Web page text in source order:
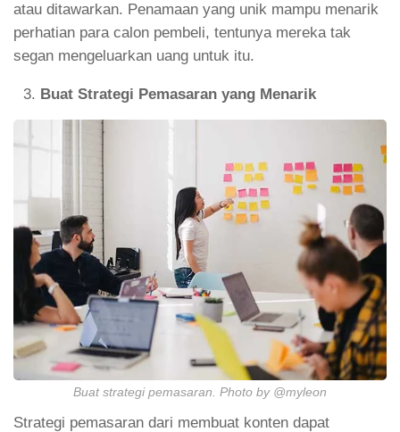
atau ditawarkan. Penamaan yang unik mampu menarik
perhatian para calon pembeli, tentunya mereka tak
segan mengeluarkan uang untuk itu.
Buat Strategi Pemasaran yang Menarik
Buat strategi pemasaran. Photo by @myleon
Strategi pemasaran dari membuat konten dapat